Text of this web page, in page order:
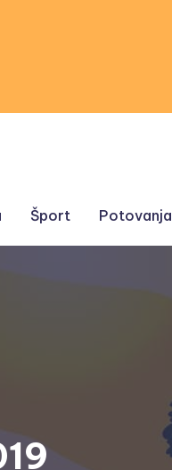
Šport Potovanja